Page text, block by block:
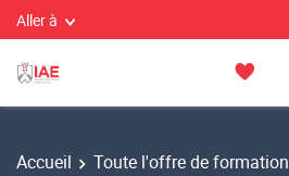
Aller à
Accueil Toute l'offre de formation